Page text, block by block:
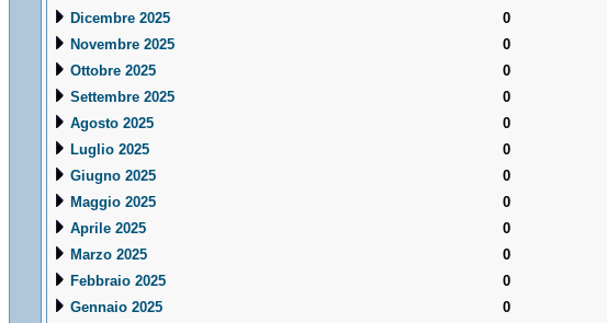
Dicembre 2025
0
Novembre 2025
0
Ottobre 2025
0
Settembre 2025
0
Agosto 2025
0
Luglio 2025
0
Giugno 2025
0
Maggio 2025
0
Aprile 2025
0
Marzo 2025
0
Febbraio 2025
0
Gennaio 2025
0